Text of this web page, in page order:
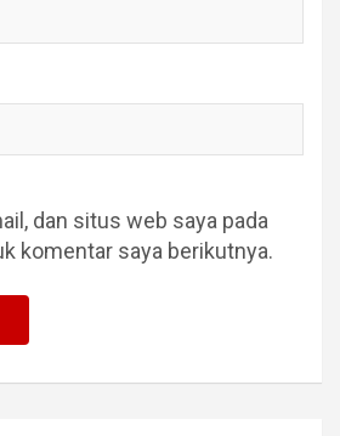
dan situs web saya pada
komentar saya berikutnya.